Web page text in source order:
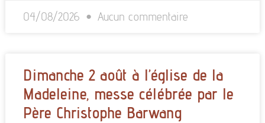
04/08/2026 Aucun commentaire
Dimanche 2 août à l’église de la
Madeleine, messe célébrée par le
Père Christophe Barwang